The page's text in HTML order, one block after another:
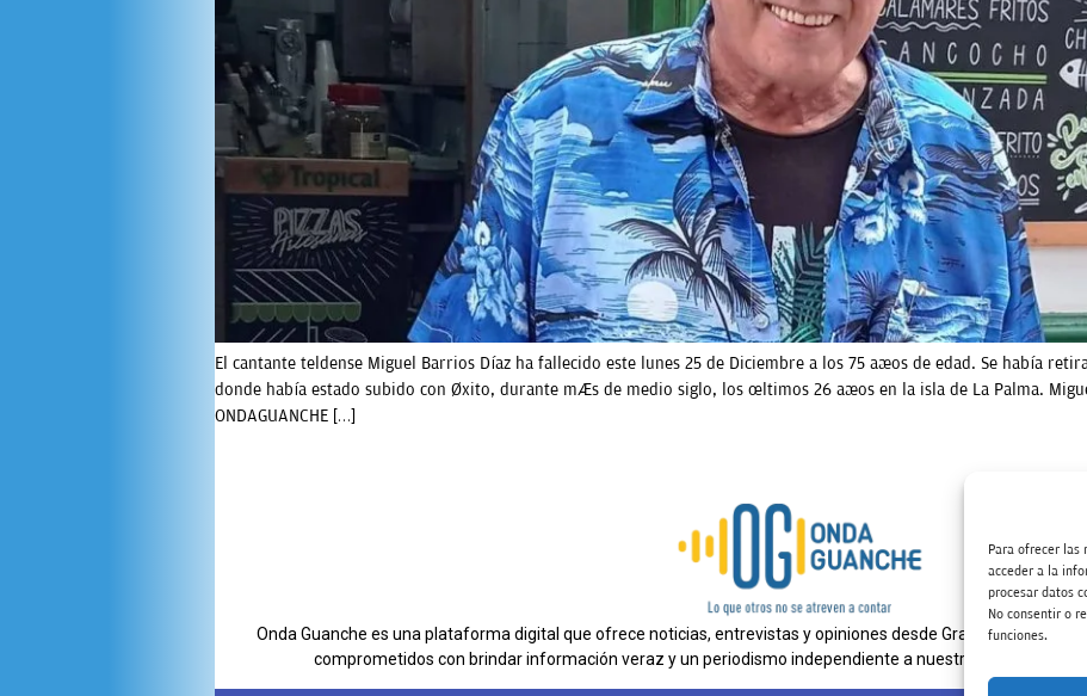
Para ofrecer las
acceder a la
procesar datos
No consentir o
funciones.
El cantante teldense Miguel Barrios Díaz ha fallecido este lunes 25 de Diciembre a los 75 años de edad. Se había
donde había estado subido con éxito, durante más de medio siglo, los últimos 26 años en la isla de La Palma.
ONDAGUANCHE […]
Onda Guanche es una plataforma digital que ofrece noticias, entrevistas y opiniones desde Gran Canaria.
comprometidos con brindar información veraz y un periodismo independiente a nuestra audiencia.